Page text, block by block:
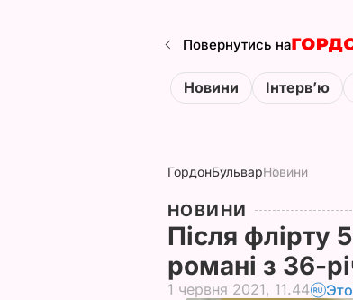
Повернутись на
Новини Інтервʼю
ГордонБульварНовини
НОВИНИ
Після флірту
романі з 36-
1 червня 2021, 11.44